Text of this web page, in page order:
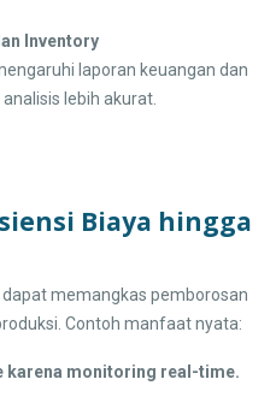
Inventory
laporan keuangan dan
lebih akurat.
Biaya hingga
memangkas pemborosan
Contoh manfaat nyata:
karena monitoring real-time.